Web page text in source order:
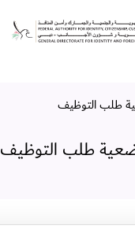
طلب التوظيف
طلب التوظيف